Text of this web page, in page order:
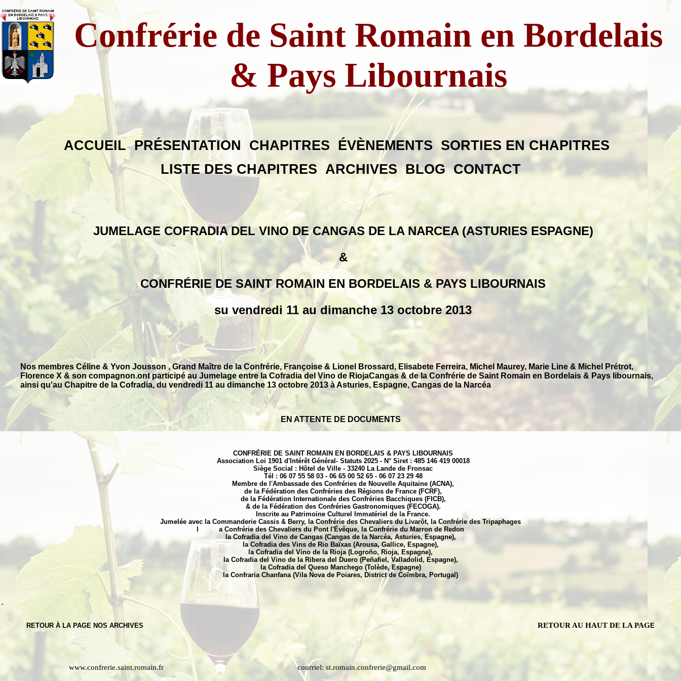
Confrérie de Saint Romain en Bordelais
& Pays Libournais
ACCUEIL PRÉSENTATION CHAPITRES ÉVÈNEMENTS SORTIES EN CHAPITRES
LISTE DES CHAPITRES ARCHIVES BLOG CONTACT
JUMELAGE COFRADIA DEL VINO DE CANGAS DE LA NARCEA (ASTURIES ESPAGNE)
&
CONFRÉRIE DE SAINT ROMAIN EN BORDELAIS & PAYS LIBOURNAIS
su vendredi 11 au dimanche 13 octobre 2013
Nos membres Céline & Yvon Jousson , Grand Maître de la Confrérie, Françoise & Lionel Brossard, Elisabete Ferreira, Michel Maurey, Marie Line & Michel Prétrot,
Florence X & son compagnon.ont participé au Jumelage entre la Cofradia del Vino de RiojaCangas & de la Confrérie de Saint Romain en Bordelais & Pays libournais,
ainsi qu'au Chapitre de la Cofradia, du vendredi 11 au dimanche 13 octobre 2013 à Asturies, Espagne, Cangas de la Narcéa
EN ATTENTE DE DOCUMENTS
CONFRÉRIE DE SAINT ROMAIN EN BORDELAIS & PAYS LIBOURNAIS
Association Loi 1901 d'Intérêt Général- Statuts 2025 - N° Siret : 485 146 419 00018
Siège Social : Hôtel de Ville - 33240 La Lande de Fronsac
Tél : 06 07 55 58 03 - 06 65 00 52 65 - 06 07 23 29 48
Membre de l'Ambassade des Confréries de Nouvelle Aquitaine (ACNA),
de la Fédération des Confréries des Régions de France (FCRF),
de la Fédération Internationale des Confréries Bacchiques (FICB),
& de la Fédération des Confréries Gastronomiques (FECOGA).
Inscrite au Patrimoine Culturel Immatériel de la France.
Jumelée avec la Commanderie Cassis & Berry, la Confrérie des Chevaliers du Livarôt, la Confrérie des Tripaphages
a Confrérie des Chevaliers du Pont l'Évêque, la Confrérie du Marron de Redon
la Cofradia del Vino de Cangas (Cangas de la Narcéa, Asturies, Espagne),
la Cofradia des Vins de Rio Baïxas (Arousa, Gallice, Espagne),
la Cofradia del Vino de la Rioja (Logroño, Rioja, Espagne),
la Cofradia del Vino de la Ribera del Duero (Peñafiel, Valladolid, Espagne),
la Cofradia del Queso Manchego (Tolède, Espagne)
la Confraria Chanfana (Vila Nova de Poiares, District de Coïmbra, Portugal)
RETOUR À LA PAGE NOS ARCHIVES RETOUR AU HAUT DE LA PAGE
www.confrerie.saint.romain.fr courriel: st.romain.confrerie@gmail.com